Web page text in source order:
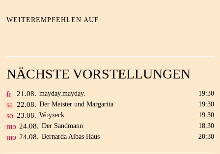
WEITEREMPFEHLEN AUF
NÄCHSTE VORSTELLUNGEN
fr 21.08. mayday.mayday. 19:30
sa 22.08. Der Meister und Margarita 19:30
so 23.08. Woyzeck 19:30
mo 24.08. Der Sandmann 18:30
mo 24.08. Bernarda Albas Haus 20:30